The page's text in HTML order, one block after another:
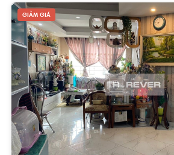
GIẢM GIÁ